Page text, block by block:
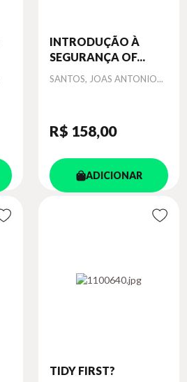
INTRODUÇÃO À
SEGURANÇA OF...
Autor
SANTOS, JOAS ANTONIO...
R$ 158,00
ADICIONAR
TIDY FIRST?